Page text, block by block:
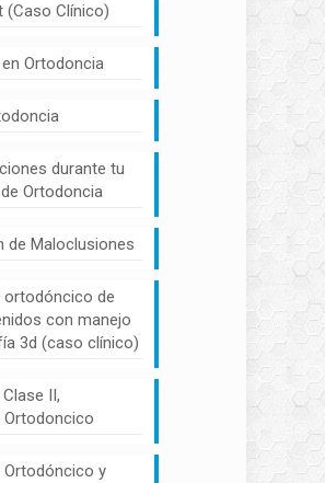
(Caso Clínico)
Ortodoncia
durante tu
Ortodoncia
de Maloclusiones
ortodóncico de
con manejo
3d (caso clínico)
II,
y